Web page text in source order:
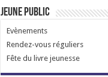
Jeune public
Evènements
Rendez-vous réguliers
Fête du livre jeunesse